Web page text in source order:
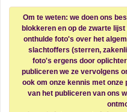
Om te weten: we doen ons
blokkeren en op de zwarte
onthulde foto's over het
slachtoffers (sterren,
foto's ergens door
publiceren we ze vervolgens
ook om onze kennis met onze
van het publiceren van ons